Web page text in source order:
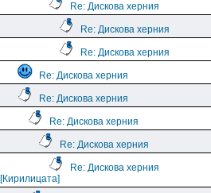
Re: Дискова херния
Re: Дискова херния
Re: Дискова херния
Re: Дискова херния
Re: Дискова херния
Re: Дискова херния
Re: Дискова херния
Re: Дискова херния
[Кирилицата]